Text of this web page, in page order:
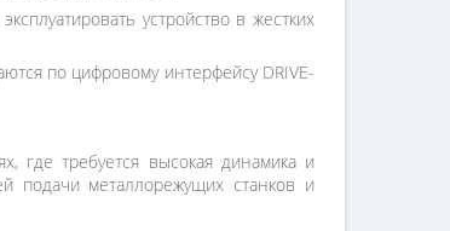
устройство в жестких
по цифровому интерфейсу DRIVE-
где требуется высокая динамика и
подачи металлорежущих станков и